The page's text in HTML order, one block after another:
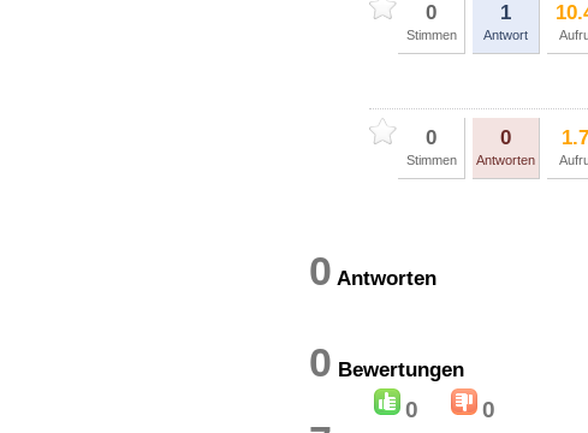
0
Stimmen
1
Antwort
0
Stimmen
0
Antworten
0 Antworten
0 Bewertungen
0 0